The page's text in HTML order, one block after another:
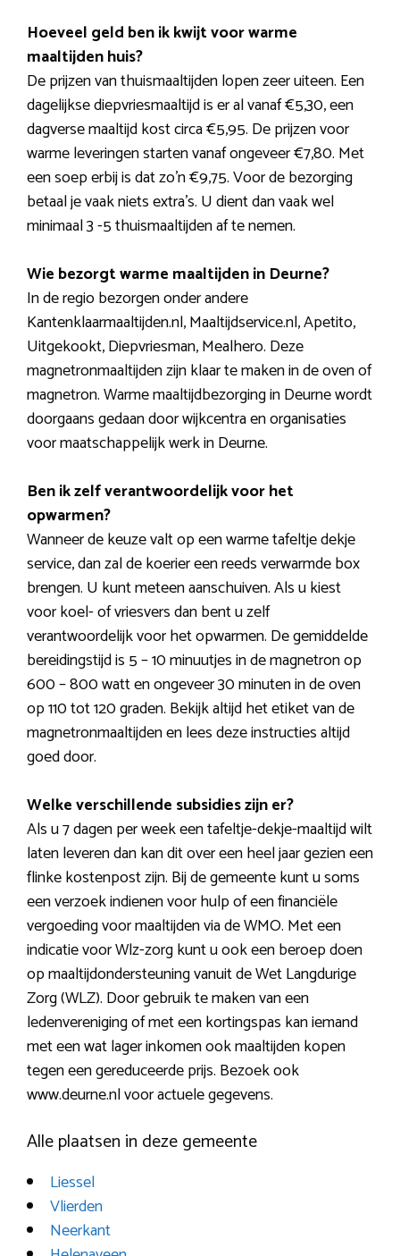
Hoeveel geld ben ik kwijt voor warme
maaltijden huis?
De prijzen van thuismaaltijden lopen zeer uiteen. Een
dagelijkse diepvriesmaaltijd is er al vanaf €5,30, een
dagverse maaltijd kost circa €5,95. De prijzen voor
warme leveringen starten vanaf ongeveer €7,80. Met
een soep erbij is dat zo’n €9,75. Voor de bezorging
betaal je vaak niets extra’s. U dient dan vaak wel
minimaal 3 -5 thuismaaltijden af te nemen.
Wie bezorgt warme maaltijden in Deurne?
In de regio bezorgen onder andere
Kantenklaarmaaltijden.nl, Maaltijdservice.nl, Apetito,
Uitgekookt, Diepvriesman, Mealhero. Deze
magnetronmaaltijden zijn klaar te maken in de oven of
magnetron. Warme maaltijdbezorging in Deurne wordt
doorgaans gedaan door wijkcentra en organisaties
voor maatschappelijk werk in Deurne.
Ben ik zelf verantwoordelijk voor het
opwarmen?
Wanneer de keuze valt op een warme tafeltje dekje
service, dan zal de koerier een reeds verwarmde box
brengen. U kunt meteen aanschuiven. Als u kiest
voor koel- of vriesvers dan bent u zelf
verantwoordelijk voor het opwarmen. De gemiddelde
bereidingstijd is 5 – 10 minuutjes in de magnetron op
600 – 800 watt en ongeveer 30 minuten in de oven
op 110 tot 120 graden. Bekijk altijd het etiket van de
magnetronmaaltijden en lees deze instructies altijd
goed door.
Welke verschillende subsidies zijn er?
Als u 7 dagen per week een tafeltje-dekje-maaltijd wilt
laten leveren dan kan dit over een heel jaar gezien een
flinke kostenpost zijn. Bij de gemeente kunt u soms
een verzoek indienen voor hulp of een financiële
vergoeding voor maaltijden via de WMO. Met een
indicatie voor Wlz-zorg kunt u ook een beroep doen
op maaltijdondersteuning vanuit de Wet Langdurige
Zorg (WLZ). Door gebruik te maken van een
ledenvereniging of met een kortingspas kan iemand
met een wat lager inkomen ook maaltijden kopen
tegen een gereduceerde prijs. Bezoek ook
www.deurne.nl voor actuele gegevens.
Alle plaatsen in deze gemeente
Liessel
Vlierden
Neerkant